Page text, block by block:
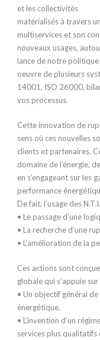
et les collectivités
matérialisés à travers
multiservices et son
nouveaux usages,
lance de notre politique
oeuvre de plusieurs
14001, ISO 26000,
vos processus.
Cette innovation de
sens où ces nouvelles
clients et partenaires.
domaine de l’énergie,
en s’engageant sur les
performance
De fait, l’usage des
• Le passage d’une
• La recherche d’une
• L’amélioration de la
Ces actions sont
globale qui s’appuie sur
• Un objectif général
énergétique.
• L’invention d’un
services plus qualitatifs